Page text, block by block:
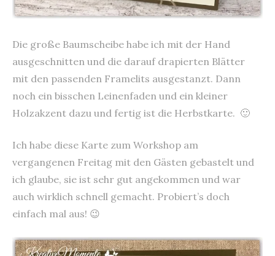
Die große Baumscheibe habe ich mit der Hand
ausgeschnitten und die darauf drapierten Blätter
mit den passenden Framelits ausgestanzt. Dann
noch ein bisschen Leinenfaden und ein kleiner
Holzakzent dazu und fertig ist die Herbstkarte. 🙂
Ich habe diese Karte zum Workshop am
vergangenen Freitag mit den Gästen gebastelt und
ich glaube, sie ist sehr gut angekommen und war
auch wirklich schnell gemacht. Probiert’s doch
einfach mal aus! 😉